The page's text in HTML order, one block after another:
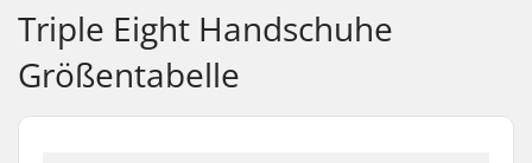
Triple Eight Handschuhe
Größentabelle